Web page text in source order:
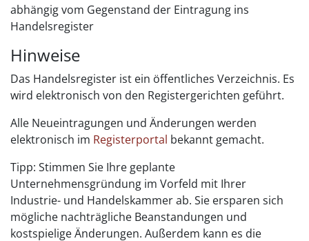
abhängig vom Gegenstand der Eintragung ins
Handelsregister
Hinweise
Das Handelsregister ist ein öffentliches Verzeichnis. Es
wird elektronisch von den Registergerichten geführt.
Alle Neueintragungen und Änderungen werden
elektronisch im Registerportal bekannt gemacht.
Tipp: Stimmen Sie Ihre geplante
Unternehmensgründung im Vorfeld mit Ihrer
Industrie- und Handelskammer ab. Sie ersparen sich
mögliche nachträgliche Beanstandungen und
kostspielige Änderungen. Außerdem kann es die